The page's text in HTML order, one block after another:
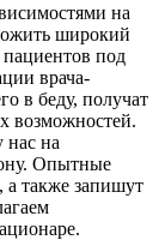
на
широкий
под
врача-
в беду, получат
возможностей.
нас на
Опытные
а также запишут